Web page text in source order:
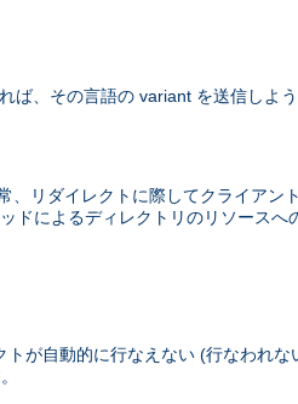
ば、その言語の variant を送信しよ
リダイレクトに際してクライアン
ドによるディレクトリのリソースへ
が自動的に行なえない (行なわれな